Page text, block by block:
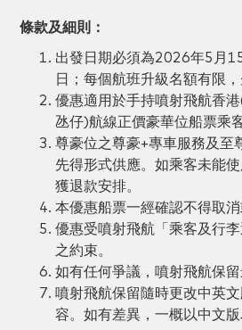
條款及細則：
出發日期必須為2026年5月
日；每個航班升級名額有限，
優惠適用於手持噴射飛航香
氹仔)航線正價豪華位船票乘客
尊豪位之尊豪+專車服務及至
先得形式供應。如乘客未能
獲退款安排。
本優惠船票一經確認不得取消
優惠受噴射飛航「乘客及行李
之約束。
如有任何爭議，噴射飛航保留
噴射飛航保留隨時更改中英
容。如有差異，一概以中文版